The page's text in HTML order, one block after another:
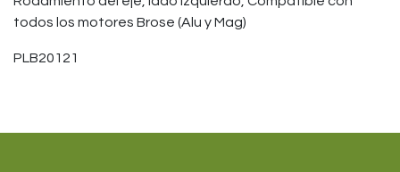
todos los motores Brose (Alu y Mag)
PLB20121